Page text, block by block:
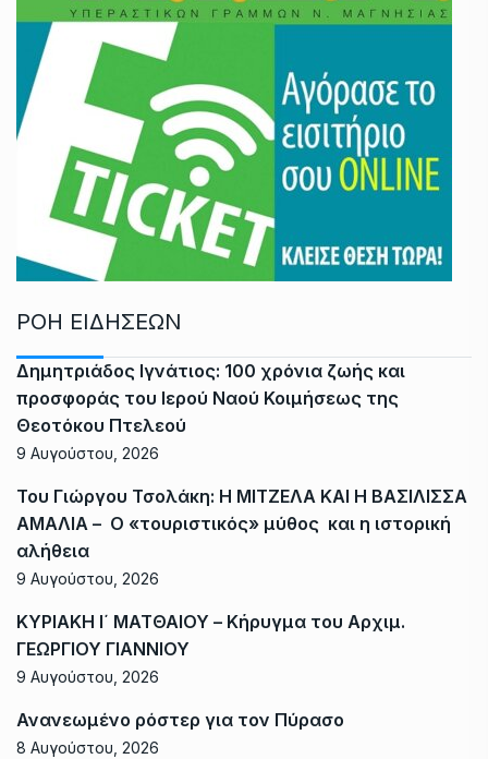
ΡΟΗ ΕΙΔΗΣΕΩΝ
Δημητριάδος Ιγνάτιος: 100 χρόνια ζωής και
προσφοράς του Ιερού Ναού Κοιμήσεως της
Θεοτόκου Πτελεού
9 Αυγούστου, 2026
Του Γιώργου Τσολάκη: Η ΜΙΤΖΕΛΑ ΚΑΙ Η ΒΑΣΙΛΙΣΣΑ
ΑΜΑΛΙΑ – Ο «τουριστικός» μύθος και η ιστορική
αλήθεια
9 Αυγούστου, 2026
ΚΥΡΙΑΚΗ Ι΄ ΜΑΤΘΑΙΟΥ – Κήρυγμα του Αρχιμ.
ΓΕΩΡΓΙΟΥ ΓΙΑΝΝΙΟΥ
9 Αυγούστου, 2026
Ανανεωμένο ρόστερ για τον Πύρασο
8 Αυγούστου, 2026